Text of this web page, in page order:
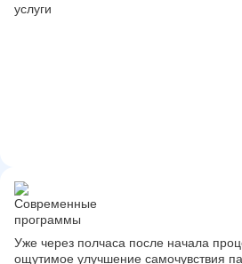
услуги
Уже через полчаса после начала
ощутимое улучшение самочувствия